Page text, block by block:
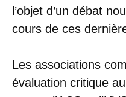
l’objet d’un débat
cours de ces
Les associations
évaluation critique